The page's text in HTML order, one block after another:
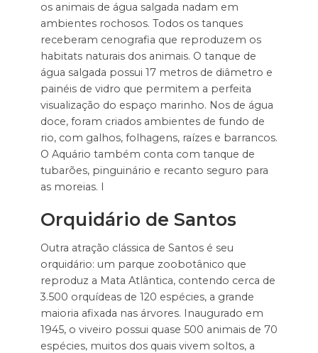
os animais de água salgada nadam em
ambientes rochosos. Todos os tanques
receberam cenografia que reproduzem os
habitats naturais dos animais. O tanque de
água salgada possui 17 metros de diâmetro e
painéis de vidro que permitem a perfeita
visualização do espaço marinho. Nos de água
doce, foram criados ambientes de fundo de
rio, com galhos, folhagens, raízes e barrancos.
O Aquário também conta com tanque de
tubarões, pinguinário e recanto seguro para
as moreias. I
Orquidário de Santos
Outra atração clássica de Santos é seu
orquidário: um parque zoobotânico que
reproduz a Mata Atlântica, contendo cerca de
3.500 orquídeas de 120 espécies, a grande
maioria afixada nas árvores. Inaugurado em
1945, o viveiro possui quase 500 animais de 70
espécies, muitos dos quais vivem soltos, a